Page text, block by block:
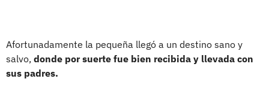
Afortunadamente la pequeña llegó a un destino sano y
salvo, donde por suerte fue bien recibida y llevada con
sus padres.